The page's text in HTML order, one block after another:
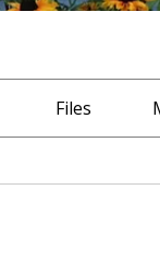
Files